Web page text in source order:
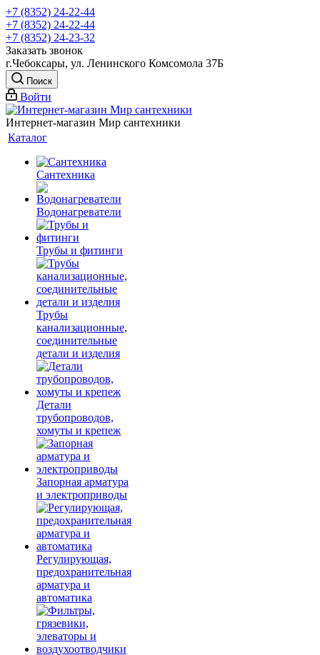
+7 (8352) 24-22-44
+7 (8352) 24-22-44
+7 (8352) 24-23-32
Заказать звонок
г.Чебоксары, ул. Ленинского Комсомола 37Б
Поиск
Войти
Интернет-магазин Мир сантехники
Каталог
Сантехника
Водонагреватели
Трубы и фитинги
Трубы
канализационные,
соединительные
детали и изделия
Детали
трубопроводов,
хомуты и крепеж
Запорная арматура
и электроприводы
Регулирующая,
предохранительная
арматура и
автоматика